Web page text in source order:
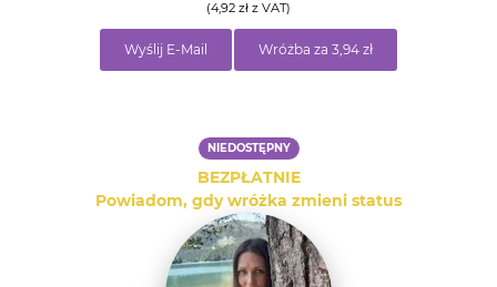
(4,92 zł z VAT)
Wyślij E-Mail Wróżba za 3,94 zł
NIEDOSTĘPNY
BEZPŁATNIE
Powiadom, gdy wróżka zmieni status